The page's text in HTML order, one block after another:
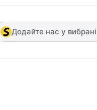
Додайте нас у